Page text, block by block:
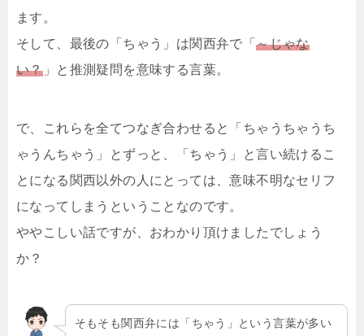
ます。
そして、最後の「ちゃう」は関西弁で「～じゃな
い？」と推測疑問を意味する言葉。
で、これらを全てつなぎ合わせると「ちゃうちゃうち
ゃうんちゃう」とずっと、「ちゃう」と言い続けるこ
とになる関西以外の人にとっては、意味不明なセリフ
になってしまうということなのです。
ややこしい話ですが、おわかり頂けましたでしょう
か？
そもそも関西弁には「ちゃう」という言葉が多い